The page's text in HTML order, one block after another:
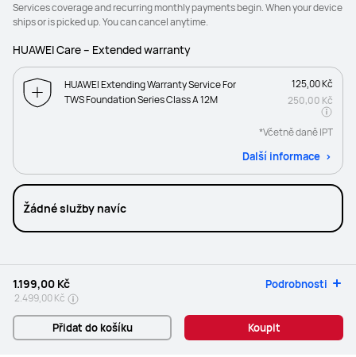
Services coverage and recurring monthly payments begin. When your device
ships or is picked up. You can cancel anytime.
HUAWEI Care – Extended warranty
HUAWEI Extending Warranty Service For
TWS Foundation Series Class A 12M
125,00 Kč
250,00 Kč
*Včetně daně IPT
Další informace
Žádné služby navíc
1.199,00 Kč Podrobnosti
2.499,00 Kč
Přidat do košíku Koupit